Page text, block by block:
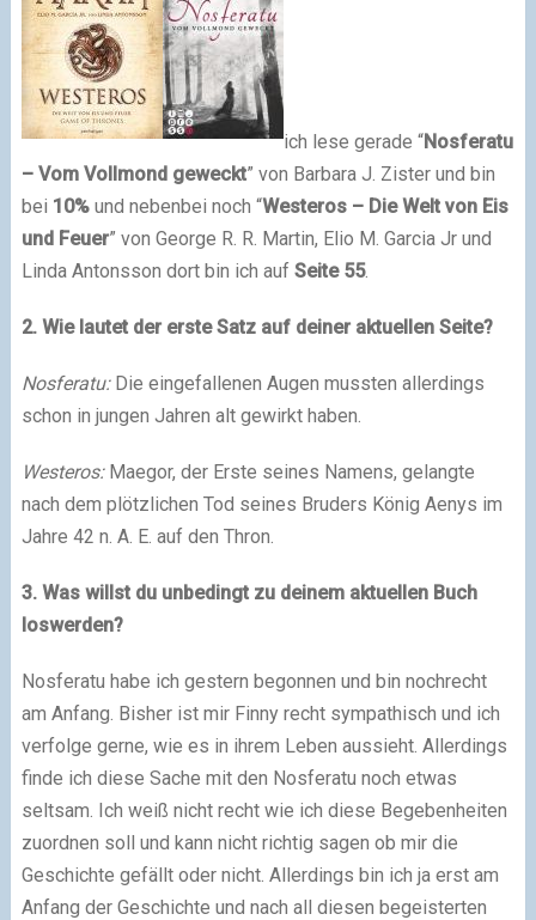
ich lese gerade “Nosferatu
– Vom Vollmond geweckt” von Barbara J. Zister und bin
bei 10%und nebenbei noch “Westeros – Die Welt von Eis
und Feuer” von George R. R. Martin, Elio M. Garcia Jr und
Linda Antonsson dort bin ich auf Seite 55.
2. Wie lautet der erste Satz auf deiner aktuellen Seite?
Nosferatu:Die eingefallenen Augen mussten allerdings
schon in jungen Jahren alt gewirkt haben.
Westeros:Maegor, der Erste seines Namens, gelangte
nach dem plötzlichen Tod seines Bruders König Aenys im
Jahre 42 n. A. E. auf den Thron.
3. Was willst du unbedingt zu deinem aktuellen Buch
loswerden?
Nosferatu habe ich gestern begonnen und bin nochrecht
am Anfang. Bisher ist mir Finny recht sympathisch und ich
verfolge gerne, wie es in ihrem Leben aussieht. Allerdings
finde ich diese Sache mit den Nosferatu noch etwas
seltsam. Ich weiß nicht recht wie ich diese Begebenheiten
zuordnen soll und kann nicht richtig sagen ob mir die
Geschichte gefällt oder nicht. Allerdings bin ich ja erst am
Anfang der Geschichte und nach all diesen begeisterten